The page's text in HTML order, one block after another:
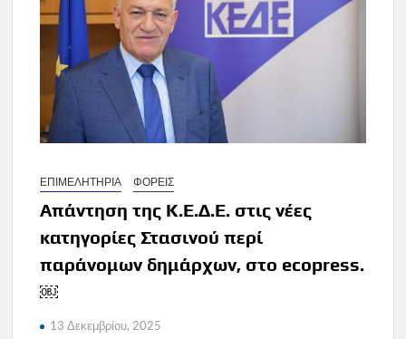
ΕΠΙΜΕΛΗΤΗΡΙΑ ΦΟΡΕΙΣ
Απάντηση της Κ.Ε.Δ.Ε. στις νέες
κατηγορίες Στασινού περί
παράνομων δημάρχων, στο ecopress.
￼
13 Δεκεμβρίου, 2025